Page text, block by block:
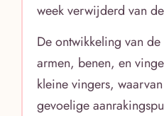
week verwijderd van
De ontwikkeling van
armen, benen, en
kleine vingers,
gevoelige